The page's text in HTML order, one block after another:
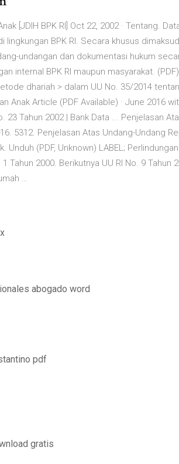
[JDIH BPK RI] Oct 22, 2002 · Tentang.
lingkungan BPK RI. Secara khusus
undangan dan dokumentasi hukum
internal BPK RI maupun masyarakat.
dhariah > dalam UU No. 35/2014
Anak Article (PDF Available) · June 2016
Tahun 2002 | Bank Data ... Penjelasan
5312. Penjelasan Atas Undang-Undang
(PDF, Unknown) LABEL; Perlindungan
2000. Berikutnya UU RI No. 9 Tahun
…
abogado word
pdf
gratis